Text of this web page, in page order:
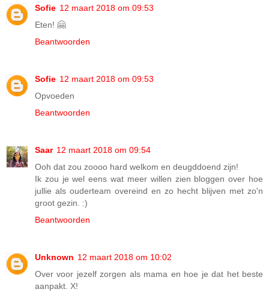
Sofie 12 maart 2018 om 09:53
Eten! 🤗
Beantwoorden
Sofie 12 maart 2018 om 09:53
Opvoeden
Beantwoorden
Saar 12 maart 2018 om 09:54
Ooh dat zou zoooo hard welkom en deugddoend zijn!
Ik zou je wel eens wat meer willen zien bloggen over hoe
jullie als ouderteam overeind en zo hecht blijven met zo'n
groot gezin. :)
Beantwoorden
Unknown 12 maart 2018 om 10:02
Over voor jezelf zorgen als mama en hoe je dat het beste
aanpakt. X!